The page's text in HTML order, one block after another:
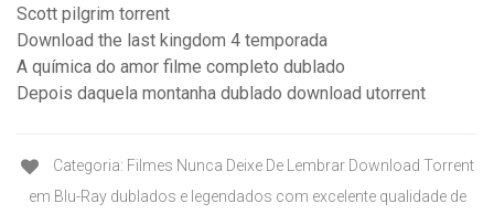
Scott pilgrim torrent
Download the last kingdom 4 temporada
A química do amor filme completo dublado
Depois daquela montanha dublado download utorrent
Categoria: Filmes Nunca Deixe De Lembrar Download Torrent
em Blu-Ray dublados e legendados com excelente qualidade de